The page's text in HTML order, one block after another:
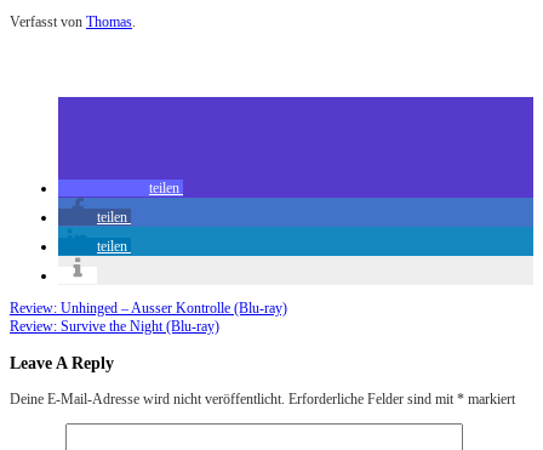
Verfasst von Thomas.
teilen
teilen
teilen
Review: Unhinged – Ausser Kontrolle (Blu-ray)
Review: Survive the Night (Blu-ray)
Leave A Reply
Deine E-Mail-Adresse wird nicht veröffentlicht. Erforderliche Felder sind mit * markiert